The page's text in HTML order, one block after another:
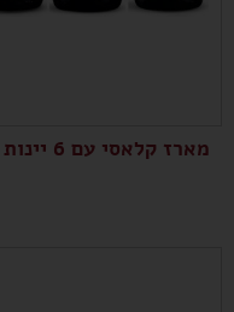
מארז קלאסי עם 6 יינות בוטיק אדומים